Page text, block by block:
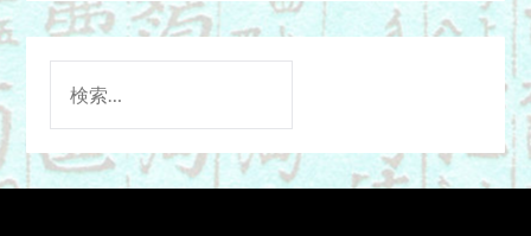
索: